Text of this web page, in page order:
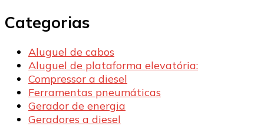
Categorias
Aluguel de cabos
Aluguel de plataforma elevatória:
Compressor a diesel
Ferramentas pneumáticas
Gerador de energia
Geradores a diesel